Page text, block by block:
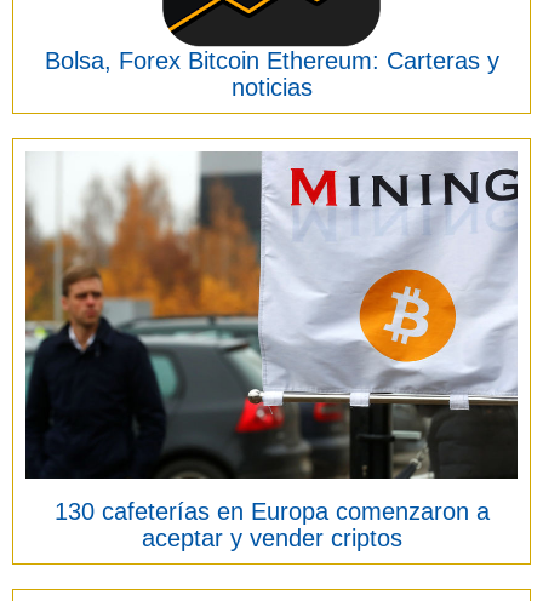
Bolsa, Forex Bitcoin Ethereum: Carteras y
noticias
130 cafeterías en Europa comenzaron a
aceptar y vender criptos